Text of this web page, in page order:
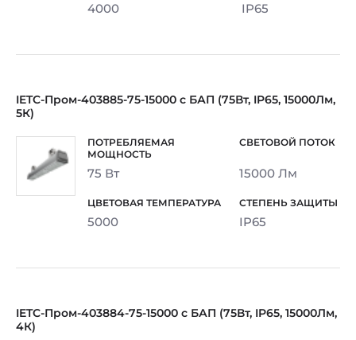
4000 IP65
IETC-Пром-403885-75-15000 с БАП (75Вт, IP65, 15000Лм,
5К)
75 Вт 15000 Лм
5000 IP65
IETC-Пром-403884-75-15000 с БАП (75Вт, IP65, 15000Лм,
4К)